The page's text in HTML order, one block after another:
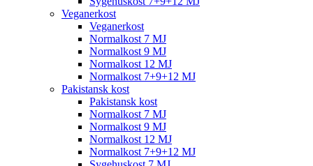
Veganerkost
Veganerkost
Normalkost 7 MJ
Normalkost 9 MJ
Normalkost 12 MJ
Normalkost 7+9+12 MJ
Pakistansk kost
Pakistansk kost
Normalkost 7 MJ
Normalkost 9 MJ
Normalkost 12 MJ
Normalkost 7+9+12 MJ